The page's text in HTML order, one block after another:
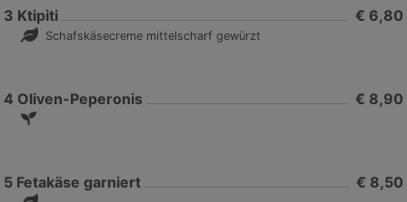
3 Ktipiti € 6,80
Schafskäsecreme mittelscharf gewürzt
4 Oliven-Peperonis € 8,90
5 Fetakäse garniert € 8,50